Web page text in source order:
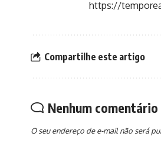
https://
Compartilhe este artigo
Nenhum comentário
O seu endereço de e-mail não será